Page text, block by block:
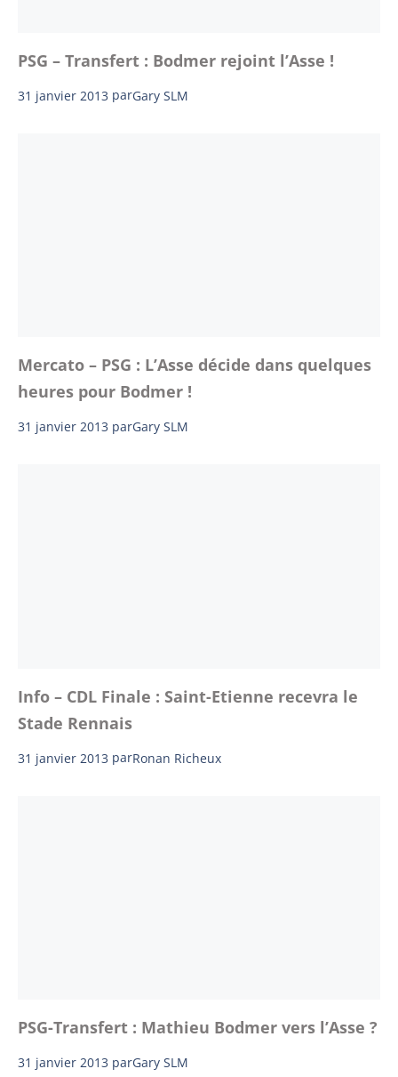
PSG – Transfert : Bodmer rejoint l’Asse !
31 janvier 2013 parGary SLM
Mercato – PSG : L’Asse décide dans quelques
heures pour Bodmer !
31 janvier 2013 parGary SLM
Info – CDL Finale : Saint-Etienne recevra le
Stade Rennais
31 janvier 2013 parRonan Richeux
PSG-Transfert : Mathieu Bodmer vers l’Asse ?
31 janvier 2013 parGary SLM